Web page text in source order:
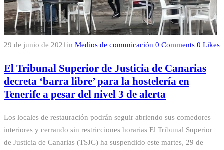
29 de junio de 2021 in Medios de comunicación 0 Comments 0 Likes
El Tribunal Superior de Justicia de Canarias
decreta ‘barra libre’ para la hostelería en
Tenerife a pesar del nivel 3 de alerta
Los locales de restauración podrán seguir abriendo sus comedores
interiores y cerrando sin restricciones horarias El Tribunal Superior
de Justicia de Canarias (TSJC) ha suspendido este martes, 29 de